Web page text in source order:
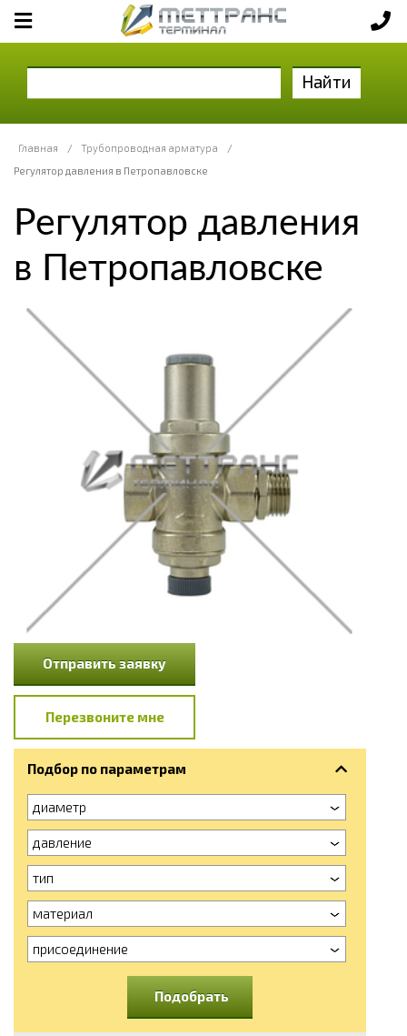
Найти
Главная / Трубопроводная арматура
/
Регулятор давления в Петропавловске
Регулятор давления
в Петропавловске
Отправить заявку
Перезвоните мне
Подбор по параметрам
диаметр
давление
тип
материал
присоединение
Подобрать